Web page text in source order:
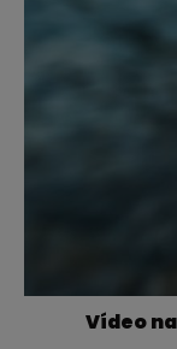
Vídeo